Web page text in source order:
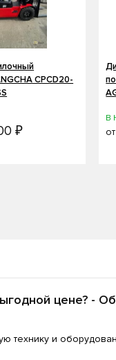
CPCD20-
₽
В
от
цене? -
технику и